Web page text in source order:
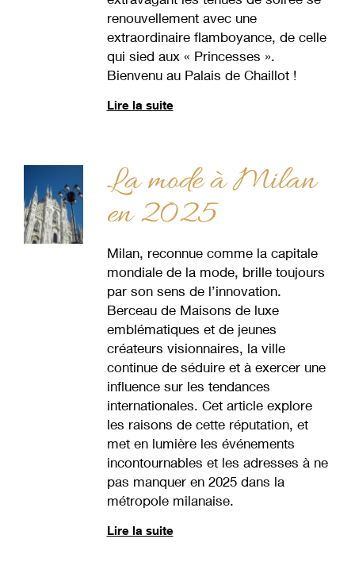
renouvellement avec une
extraordinaire flamboyance, de celle
qui sied aux « Princesses ».
Bienvenu au Palais de Chaillot !
Lire la suite
La mode à Milan
en 2025
Milan, reconnue comme la capitale
mondiale de la mode, brille toujours
par son sens de l’innovation.
Berceau de Maisons de luxe
emblématiques et de jeunes
créateurs visionnaires, la ville
continue de séduire et à exercer une
influence sur les tendances
internationales. Cet article explore
les raisons de cette réputation, et
met en lumière les événements
incontournables et les adresses à ne
pas manquer en 2025 dans la
métropole milanaise.
Lire la suite